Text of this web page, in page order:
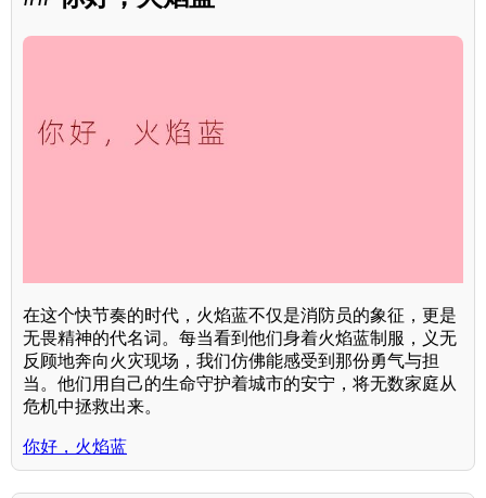
在这个快节奏的时代，火焰蓝不仅是消防员的象征，更是
无畏精神的代名词。每当看到他们身着火焰蓝制服，义无
反顾地奔向火灾现场，我们仿佛能感受到那份勇气与担
当。他们用自己的生命守护着城市的安宁，将无数家庭从
危机中拯救出来。
你好，火焰蓝